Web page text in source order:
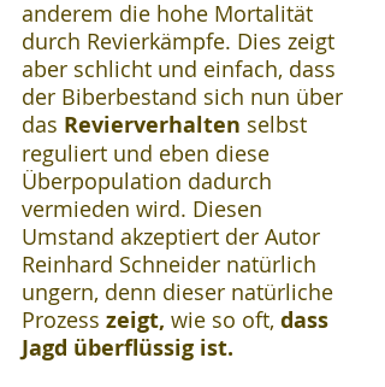
anderem die hohe Mortalität
durch Revierkämpfe. Dies zeigt
aber schlicht und einfach, dass
der Biberbestand sich nun über
das Revierverhalten selbst
reguliert und eben diese
Überpopulation dadurch
vermieden wird. Diesen
Umstand akzeptiert der Autor
Reinhard Schneider natürlich
ungern, denn dieser natürliche
Prozess zeigt, wie so oft, dass
Jagd überflüssig ist.